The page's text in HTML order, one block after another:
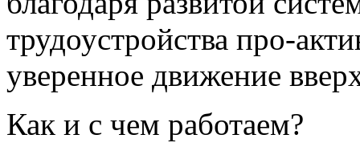
трудоустройства про-
уверенное движение
Как и с чем работаем?